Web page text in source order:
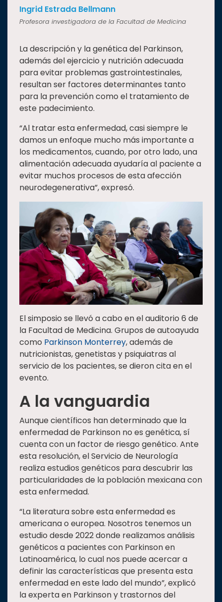
Ingrid Estrada Bellmann
Profesora investigadora de la Facultad de Medicina
La descripción y la genética del Parkinson,
además del ejercicio y nutrición adecuada
para evitar problemas gastrointestinales,
resultan ser factores determinantes tanto
para la prevención como el tratamiento de
este padecimiento.
“Al tratar esta enfermedad, casi siempre le
damos un enfoque mucho más importante a
los medicamentos, cuando, por otro lado, una
alimentación adecuada ayudaría al paciente a
evitar muchos procesos de esta afección
neurodegenerativa”, expresó.
El simposio se llevó a cabo en el auditorio 6 de
la Facultad de Medicina. Grupos de autoayuda
como Parkinson Monterrey, además de
nutricionistas, genetistas y psiquiatras al
servicio de los pacientes, se dieron cita en el
evento.
A la vanguardia
Aunque científicos han determinado que la
enfermedad de Parkinson no es genética, sí
cuenta con un factor de riesgo genético. Ante
esta resolución, el Servicio de Neurología
realiza estudios genéticos para descubrir las
particularidades de la población mexicana con
esta enfermedad.
“La literatura sobre esta enfermedad es
americana o europea. Nosotros tenemos un
estudio desde 2022 donde realizamos análisis
genéticos a pacientes con Parkinson en
Latinoamérica, lo cual nos puede acercar a
definir las características que presenta esta
enfermedad en este lado del mundo”, explicó
la experta en Parkinson y trastornos del